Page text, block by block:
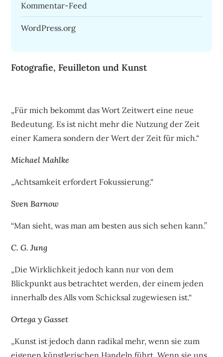
Kommentar-Feed
WordPress.org
Fotografie, Feuilleton und Kunst
„Für mich bekommt das Wort Zeitwert eine neue
Bedeutung. Es ist nicht mehr die Nutzung der Zeit
einer Kamera sondern der Wert der Zeit für mich.“
Michael Mahlke
„Achtsamkeit erfordert Fokussierung.“
Sven Barnow
“Man sieht, was man am besten aus sich sehen kann.”
C. G. Jung
„Die Wirklichkeit jedoch kann nur von dem
Blickpunkt aus betrachtet werden, der einem jeden
innerhalb des Alls vom Schicksal zugewiesen ist.“
Ortega y Gasset
„Kunst ist jedoch dann radikal mehr, wenn sie zum